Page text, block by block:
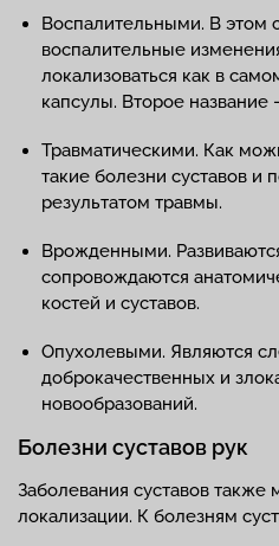
Воспалительными. В этом
воспалительные
локализоваться как в
капсулы. Второе название
Травматическими. Как
такие болезни суставов и
результатом травмы.
Врожденными.
сопровождаются
костей и суставов.
Опухолевыми. Являются
доброкачественных и
новообразований.
Болезни суставов рук
Заболевания суставов
локализации. К болезням